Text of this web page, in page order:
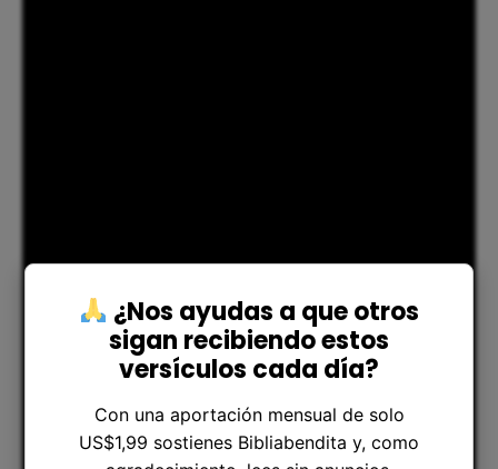
¿Nos ayudas a que otros
sigan recibiendo estos
versículos cada día?
Con una aportación mensual de solo
US$1,99 sostienes Bibliabendita y, como